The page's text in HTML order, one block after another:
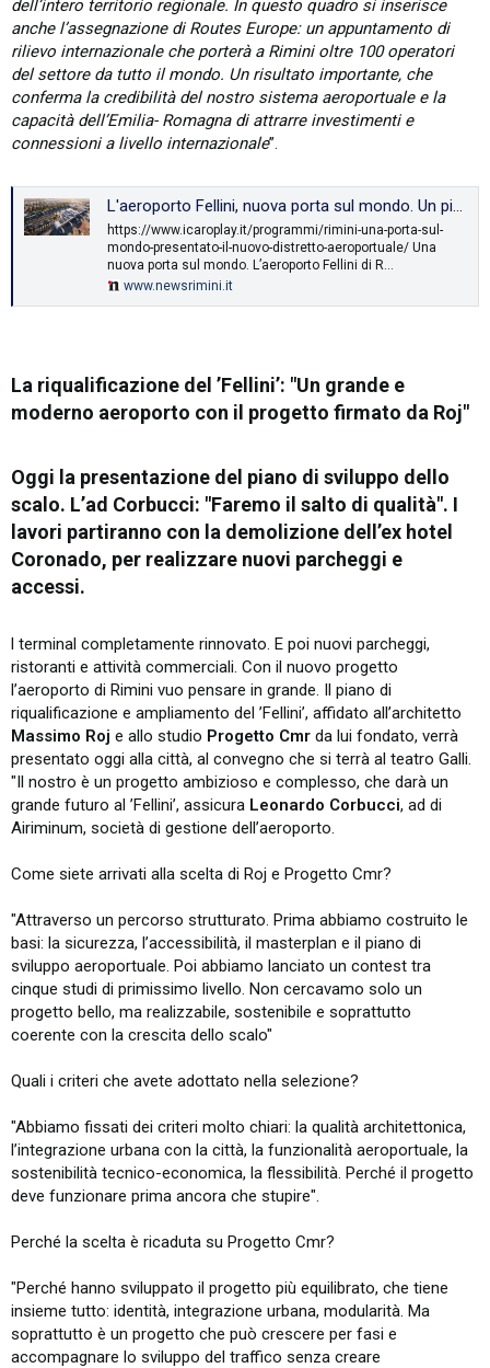
dell’intero territorio regionale. In questo quadro si inserisce
anche l’assegnazione di Routes Europe: un appuntamento di
rilievo internazionale che porterà a Rimini oltre 100 operatori
del settore da tutto il mondo. Un risultato importante, che
conferma la credibilità del nostro sistema aeroportuale e la
capacità dell’Emilia- Romagna di attrarre investimenti e
connessioni a livello internazionale”.
L'aeroporto Fellini, nuova porta sul mondo. Un piano ambizioso di crescita - newsrimini.it
https://www.icaroplay.it/programmi/rimini-una-porta-sul-
mondo-presentato-il-nuovo-distretto-aeroportuale/ Una
nuova porta sul mondo. L’aeroporto Fellini di R…
www.newsrimini.it
La riqualificazione del ’Fellini’: "Un grande e
moderno aeroporto con il progetto firmato da Roj"​
Oggi la presentazione del piano di sviluppo dello
scalo. L’ad Corbucci: "Faremo il salto di qualità". I
lavori partiranno con la demolizione dell’ex hotel
Coronado, per realizzare nuovi parcheggi e
accessi.​
l terminal completamente rinnovato. E poi nuovi parcheggi,
ristoranti e attività commerciali. Con il nuovo progetto
l’aeroporto di Rimini vuo pensare in grande. Il piano di
riqualificazione e ampliamento del ’Fellini’, affidato all’architetto
Massimo Roj e allo studio Progetto Cmr da lui fondato, verrà
presentato oggi alla città, al convegno che si terrà al teatro Galli.
"Il nostro è un progetto ambizioso e complesso, che darà un
grande futuro al ’Fellini’, assicura Leonardo Corbucci, ad di
Airiminum, società di gestione dell’aeroporto.
Come siete arrivati alla scelta di Roj e Progetto Cmr?
"Attraverso un percorso strutturato. Prima abbiamo costruito le
basi: la sicurezza, l’accessibilità, il masterplan e il piano di
sviluppo aeroportuale. Poi abbiamo lanciato un contest tra
cinque studi di primissimo livello. Non cercavamo solo un
progetto bello, ma realizzabile, sostenibile e soprattutto
coerente con la crescita dello scalo"
Quali i criteri che avete adottato nella selezione?
"Abbiamo fissati dei criteri molto chiari: la qualità architettonica,
l’integrazione urbana con la città, la funzionalità aeroportuale, la
sostenibilità tecnico-economica, la flessibilità. Perché il progetto
deve funzionare prima ancora che stupire".
Perché la scelta è ricaduta su Progetto Cmr?
"Perché hanno sviluppato il progetto più equilibrato, che tiene
insieme tutto: identità, integrazione urbana, modularità. Ma
soprattutto è un progetto che può crescere per fasi e
accompagnare lo sviluppo del traffico senza creare